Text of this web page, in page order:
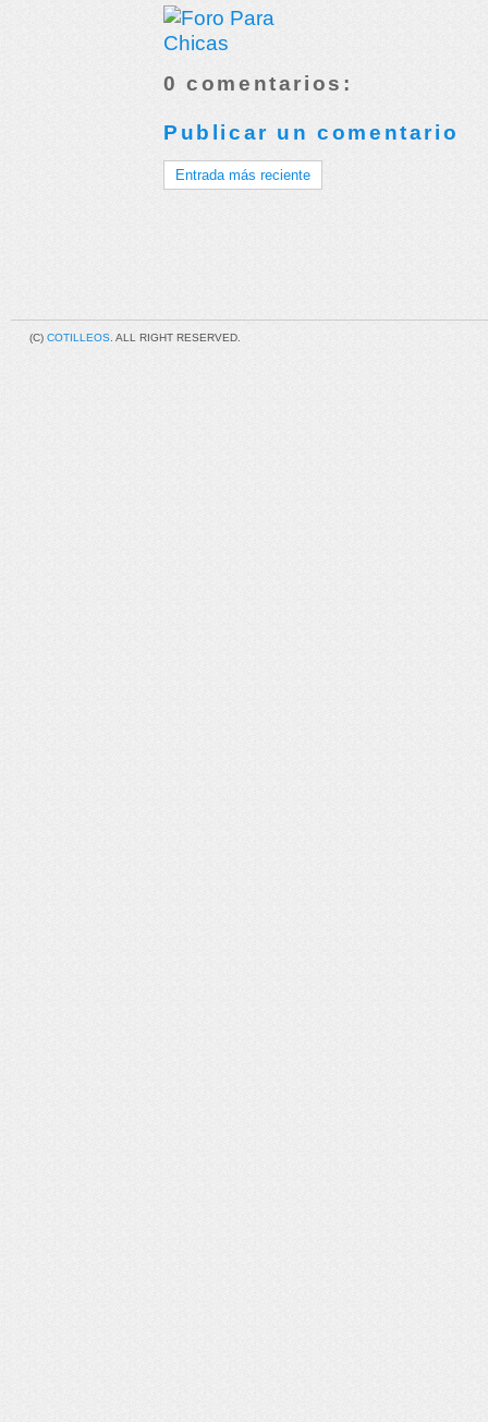
0 comentarios:
Publicar un comentario
Entrada más reciente
(C) COTILLEOS . ALL RIGHT RESERVED.